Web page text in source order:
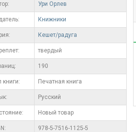
Ури Орлев
Книжники
Кешет/радуга
твердый
190
книги: Печатная книга
Русский
Новый товар
978-5-7516-1125-5